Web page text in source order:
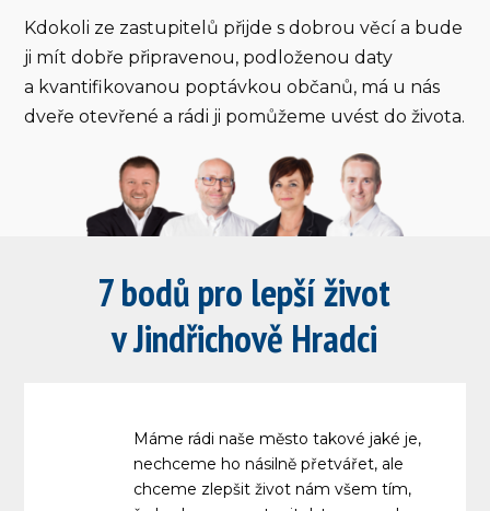
Kdokoli ze zastupitelů přijde s dobrou věcí a bude
ji mít dobře připravenou, podloženou daty
a kvantifikovanou poptávkou občanů, má u nás
dveře otevřené a rádi ji pomůžeme uvést do života.
7 bodů pro lepší život
vJindřichově Hradci
Máme rádi naše město takové jaké je,
nechceme ho násilně přetvářet, ale
chceme zlepšit život nám všem tím,